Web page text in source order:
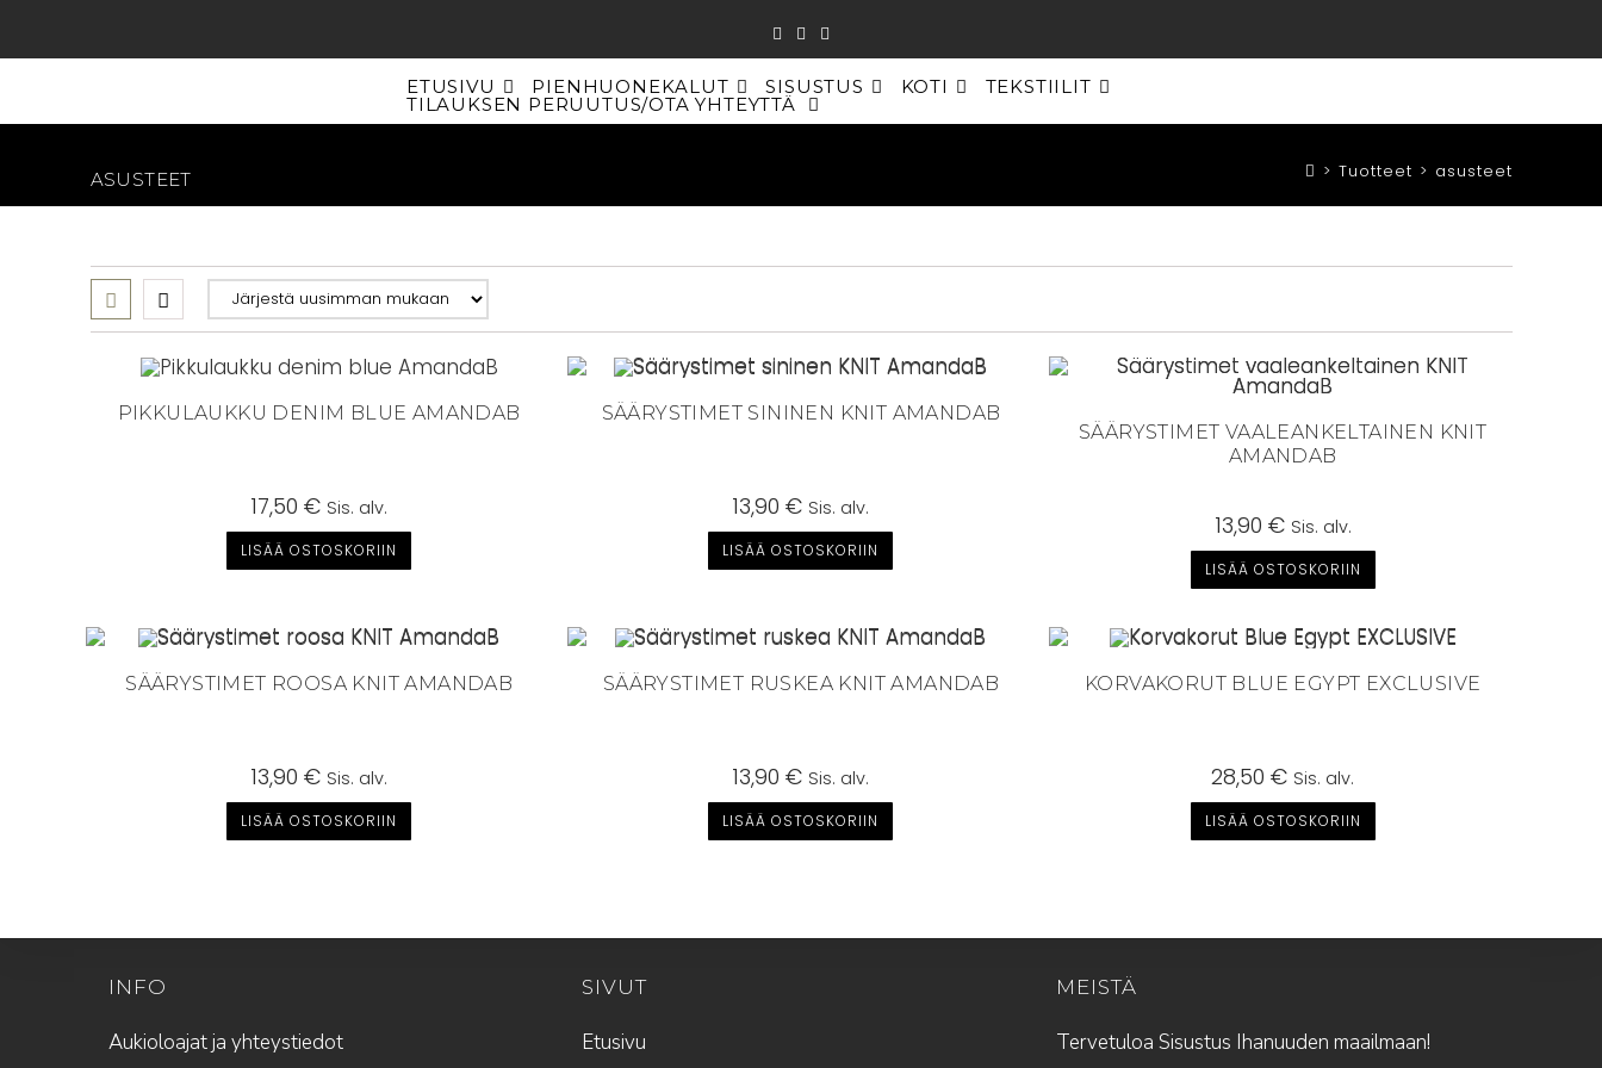
ETUSIVU PIENHUONEKALUT SISUSTUS KOTI TEKSTIILIT
TILAUKSEN PERUUTUS/OTA YHTEYTTÄ TOGGLE
WEBSITE
ASUSTEET > Tuotteet > asusteet
PIKKULAUKKU DENIM BLUE AMANDAB
17,50€ Sis. alv.
LISÄÄ OSTOSKORIIN
SÄÄRYSTIMET SININEN KNIT AMANDAB
13,90€ Sis. alv.
LISÄÄ OSTOSKORIIN
SÄÄRYSTIMET VAALEANKELTAINEN KNIT
AMANDAB
13,90 € Sis. alv.
LISÄÄ OSTOSKORIIN
SÄÄRYSTIMET ROOSA KNIT AMANDAB
13,90€ Sis. alv.
LISÄÄ OSTOSKORIIN
SÄÄRYSTIMET RUSKEA KNIT AMANDAB
13,90€ Sis. alv.
LISÄÄ OSTOSKORIIN
KORVAKORUT BLUE EGYPT EXCLUSIVE
28,50€ Sis. alv.
LISÄÄ OSTOSKORIIN
INFO
Aukioloajat ja yhteystiedot
SIVUT
Etusivu
MEISTÄ
Tervetuloa Sisustus Ihanuuden maailmaan!